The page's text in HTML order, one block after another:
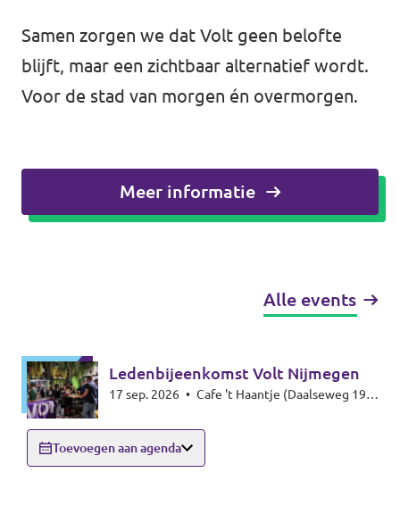
Samen zorgen we dat Volt geen belofte
blijft, maar een zichtbaar alternatief wordt.
Voor de stad van morgen én overmorgen.
Meer informatie
Alle events
Ledenbijeenkomst Volt Nijmegen
17 sep. 2026 •
Toevoegen aan agenda